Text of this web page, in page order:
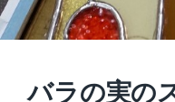
バラの実の